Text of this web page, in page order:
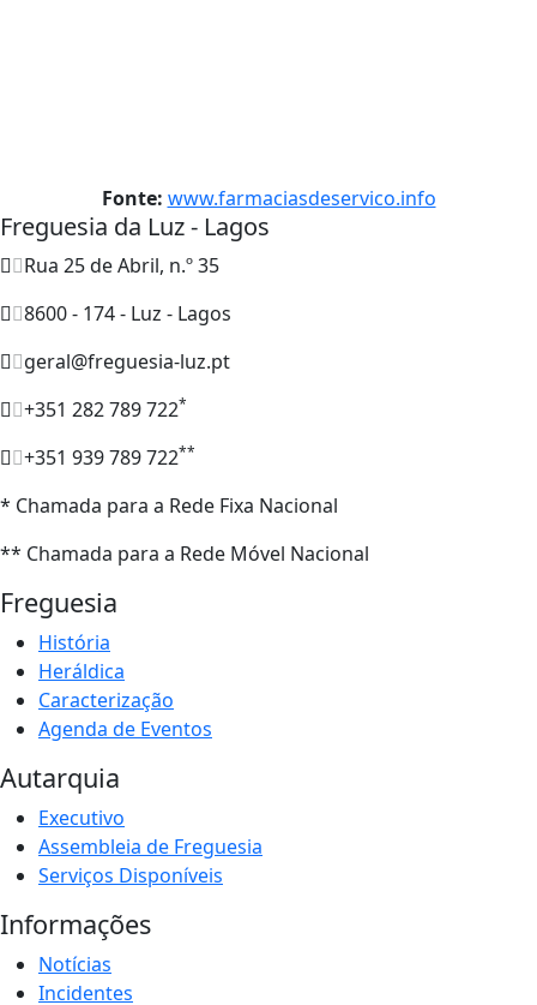
Fonte: www.farmaciasdeservico.info
Freguesia da Luz - Lagos
Rua 25 de Abril, n.º 35
8600 - 174 - Luz - Lagos
geral@freguesia-luz.pt
+351 282 789 722*
+351 939 789 722**
* Chamada para a Rede Fixa Nacional
** Chamada para a Rede Móvel Nacional
Freguesia
História
Heráldica
Caracterização
Agenda de Eventos
Autarquia
Executivo
Assembleia de Freguesia
Serviços Disponíveis
Informações
Notícias
Incidentes